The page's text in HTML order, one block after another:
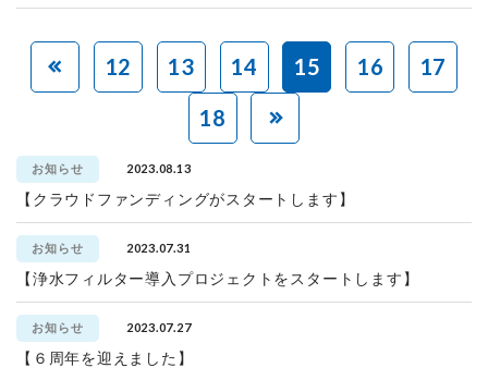
12 13 14 15 16
17
18
お知らせ 2023.08.13
【クラウドファンディングがスタートします】
お知らせ 2023.07.31
【浄水フィルター導入プロジェクトをスタートします】
お知らせ 2023.07.27
【６周年を迎えました】